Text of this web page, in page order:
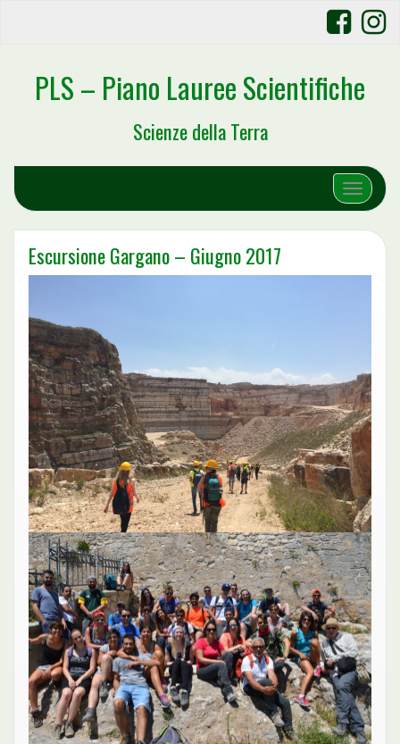
PLS – Piano Lauree Scientifiche
Scienze della Terra
Toggle
Escursione Gargano – Giugno 2017